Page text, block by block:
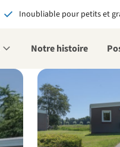
Inoubliable pour petits et
Notre histoire